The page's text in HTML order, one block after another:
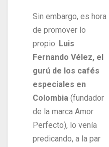
Sin embargo, es hora
de promover lo
propio. Luis
Fernando Vélez, el
gurú de los cafés
especiales en
Colombia (fundador
de la marca Amor
Perfecto), lo venía
predicando, a la par